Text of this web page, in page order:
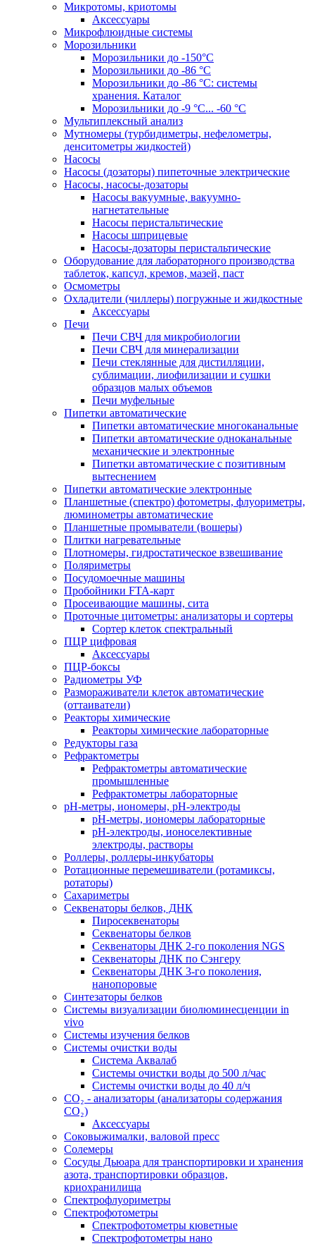
Микротомы, криотомы
Аксессуары
Микрофлюидные системы
Морозильники
Морозильники до -150°С
Морозильники до -86 °C
Морозильники до -86 °C: системы
хранения. Каталог
Морозильники до -9 °C... -60 °C
Мультиплексный анализ
Мутномеры (турбидиметры, нефелометры,
денситометры жидкостей)
Насосы
Насосы (дозаторы) пипеточные электрические
Насосы, насосы-дозаторы
Насосы вакуумные, вакуумно-
нагнетательные
Насосы перистальтические
Насосы шприцевые
Насосы-дозаторы перистальтические
Оборудование для лабораторного производства
таблеток, капсул, кремов, мазей, паст
Осмометры
Охладители (чиллеры) погружные и жидкостные
Аксессуары
Печи
Печи СВЧ для микробиологии
Печи СВЧ для минерализации
Печи стеклянные для дистилляции,
сублимации, лиофилизации и сушки
образцов малых объемов
Печи муфельные
Пипетки автоматические
Пипетки автоматические многоканальные
Пипетки автоматические одноканальные
механические и электронные
Пипетки автоматические с позитивным
вытеснением
Пипетки автоматические электронные
Планшетные (спектро) фотометры, флуориметры,
люминометры автоматические
Планшетные промыватели (вошеры)
Плитки нагревательные
Плотномеры, гидростатическое взвешивание
Поляриметры
Посудомоечные машины
Пробойники FTA-карт
Просеивающие машины, сита
Проточные цитометры: анализаторы и сортеры
Сортер клеток спектральный
ПЦР цифровая
Аксессуары
ПЦР-боксы
Радиометры УФ
Размораживатели клеток автоматические
(оттаиватели)
Реакторы химические
Реакторы химические лабораторные
Редукторы газа
Рефрактометры
Рефрактометры автоматические
промышленные
Рефрактометры лабораторные
рН-метры, иономеры, рН-электроды
рН-метры, иономеры лабораторные
рН-электроды, ионоселективные
электроды, растворы
Роллеры, роллеры-инкубаторы
Ротационные перемешиватели (ротамиксы,
ротаторы)
Сахариметры
Секвенаторы белков, ДНК
Пиросеквенаторы
Секвенаторы белков
Секвенаторы ДНК 2-го поколения NGS
Секвенаторы ДНК по Сэнгеру
Секвенаторы ДНК 3-го поколения,
нанопоровые
Синтезаторы белков
Системы визуализации биолюминесценции in
vivo
Системы изучения белков
Системы очистки воды
Система Аквалаб
Системы очистки воды до 500 л/час
Системы очистки воды до 40 л/ч
СО₂ - анализаторы (анализаторы содержания
СО₂)
Аксессуары
Соковыжималки, валовой пресс
Солемеры
Сосуды Дьюара для транспортировки и хранения
азота, транспортировки образцов,
криохранилища
Спектрофлуориметры
Спектрофотометры
Спектрофотометры кюветные
Спектрофотометры нано